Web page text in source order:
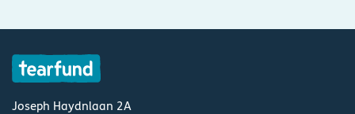
Joseph Haydnlaan 2A